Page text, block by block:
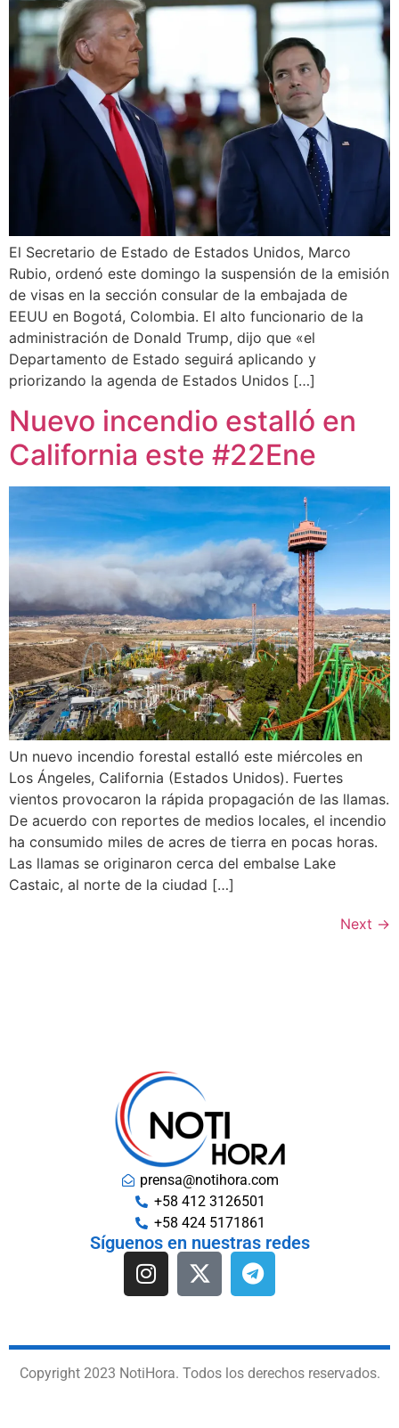
El Secretario de Estado de Estados Unidos, Marco
Rubio, ordenó este domingo la suspensión de la emisión
de visas en la sección consular de la embajada de
EEUU en Bogotá, Colombia. El alto funcionario de la
administración de Donald Trump, dijo que «el
Departamento de Estado seguirá aplicando y
priorizando la agenda de Estados Unidos […]
Nuevo incendio estalló en
California este #22Ene
Un nuevo incendio forestal estalló este miércoles en
Los Ángeles, California (Estados Unidos). Fuertes
vientos provocaron la rápida propagación de las llamas.
De acuerdo con reportes de medios locales, el incendio
ha consumido miles de acres de tierra en pocas horas.
Las llamas se originaron cerca del embalse Lake
Castaic, al norte de la ciudad […]
Next →
prensa@notihora.com
+58 412 3126501
+58 424 5171861
Síguenos en nuestras redes
Copyright 2023 NotiHora. Todos los derechos reservados.